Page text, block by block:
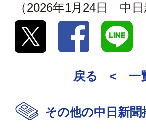
（2026年1月24日 中
戻る < 一
その他の中日新聞